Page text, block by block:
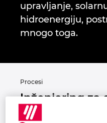
upravljanje,
hidroenergiju,
mnogo toga.
Procesi
Inženjering za
proizvodnja,
Indija
Indonezija
Irska
Izrael